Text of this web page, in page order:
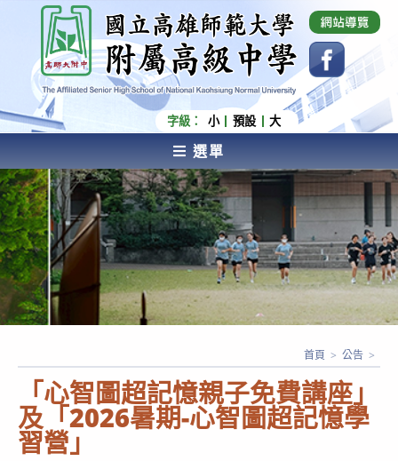
內
容
國立高雄師範大學附屬高級中學 Affiliated Senior
High School of National Kaohsiung Normal
University
字級： 小 預設 大
選單
AFFILIATED SENIOR HIGH SCHOOL OF NATIONAL
KAOHSIUNG NORMAL UNIVERSITY
「心智圖超記憶親子免費講座」
及「2026暑期-心智圖超記憶學
習營」
首頁 > 公告 >